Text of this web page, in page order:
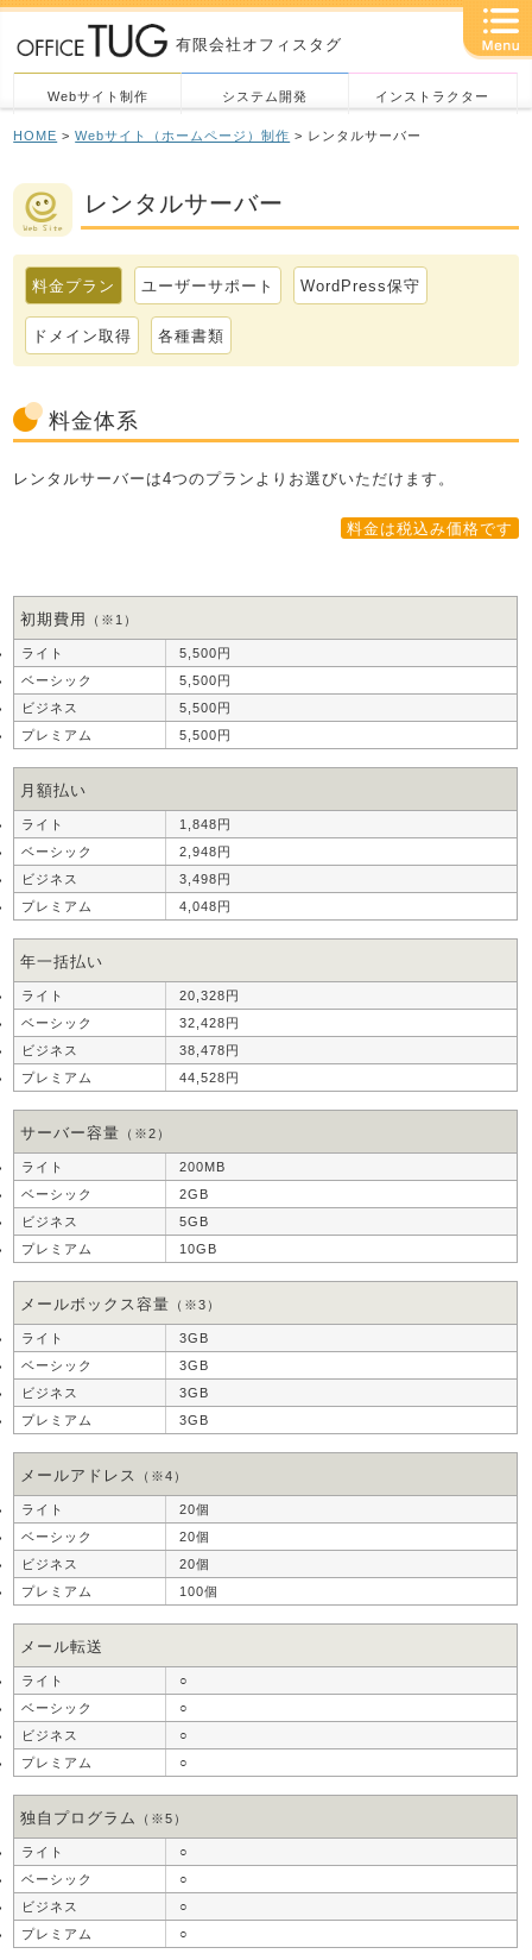
有限会社オフィスタグ
Webサイト制作 システム開発 インストラクター
HOME >Webサイト（ホームページ）制作 > レンタルサーバー
レンタルサーバー
料金プラン ユーザーサポート WordPress保守
ドメイン取得 各種書類
料金体系
レンタルサーバーは4つのプランよりお選びいただけます。
料金は税込み価格です
初期費用 （※1）
5,500円
5,500円
5,500円
5,500円
月額払い
1,848円
2,948円
3,498円
4,048円
年一括払い
20,328円
32,428円
38,478円
44,528円
サーバー容量 （※2）
200MB
2GB
5GB
10GB
メールボックス容量 （※3）
3GB
3GB
3GB
3GB
メールアドレス （※4）
20個
20個
20個
100個
メール転送
○
○
○
○
独自プログラム （※5）
○
○
○
○